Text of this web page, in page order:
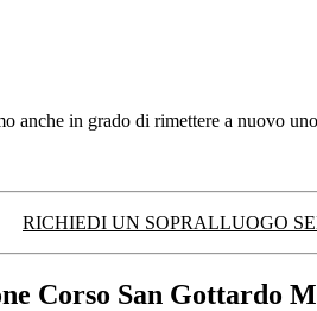
anche in grado di rimettere a nuovo
RICHIEDI UN SOPRALLUOGO
Corso San Gottardo